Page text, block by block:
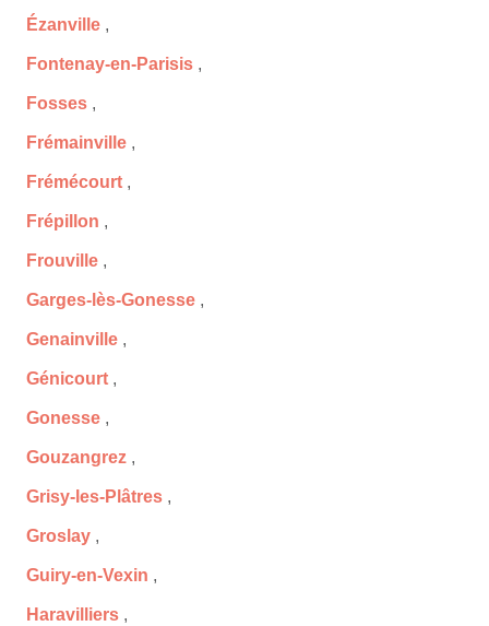
Ézanville ,
Fontenay-en-Parisis ,
Fosses ,
Frémainville ,
Frémécourt ,
Frépillon ,
Frouville ,
Garges-lès-Gonesse ,
Genainville ,
Génicourt ,
Gonesse ,
Gouzangrez ,
Grisy-les-Plâtres ,
Groslay ,
Guiry-en-Vexin ,
Haravilliers ,